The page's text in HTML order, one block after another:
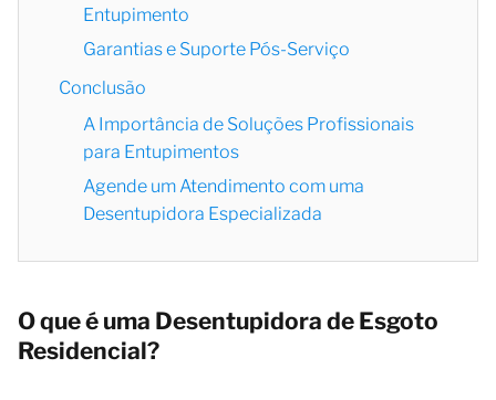
Entupimento
Garantias e Suporte Pós-Serviço
Conclusão
A Importância de Soluções Profissionais
para Entupimentos
Agende um Atendimento com uma
Desentupidora Especializada
O que é uma Desentupidora de Esgoto
Residencial?